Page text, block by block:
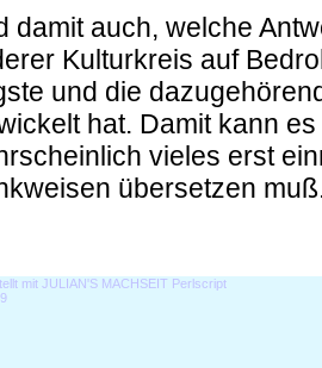
damit auch, welche
Kulturkreis auf
und die
hat. Damit kann
vieles erst
übersetzen
mit JULIAN'S MACHSEIT Perlscript